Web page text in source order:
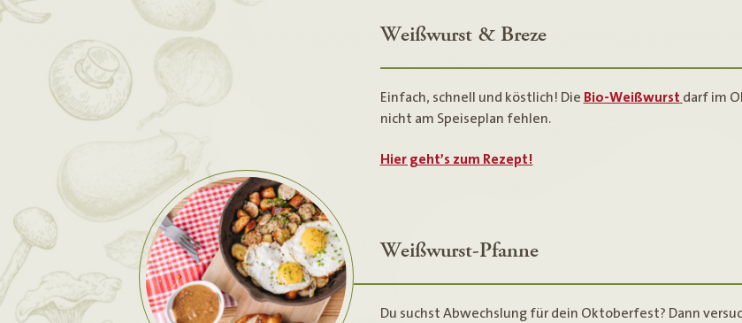
Weißwurst & Breze
Einfach, schnell und köstlich! Die Bio-Weißwurst darf im
nicht am Speiseplan fehlen.
Hier geht’s zum Rezept!
Weißwurst-Pfanne
Du suchst Abwechslung für dein Oktoberfest? Dann